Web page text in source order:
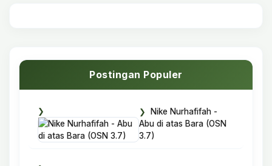
Postingan Populer
Nike Nurhafifah -
Abu di atas Bara (OSN
3.7)